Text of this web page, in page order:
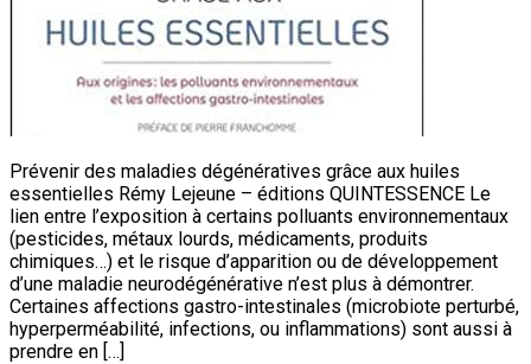
Prévenir des maladies dégénératives grâce aux huiles
essentielles Rémy Lejeune – éditions QUINTESSENCE Le
lien entre l’exposition à certains polluants environnementaux
(pesticides, métaux lourds, médicaments, produits
chimiques…) et le risque d’apparition ou de développement
d’une maladie neurodégénérative n’est plus à démontrer.
Certaines affections gastro-intestinales (microbiote perturbé,
hyperperméabilité, infections, ou inflammations) sont aussi à
prendre en […]